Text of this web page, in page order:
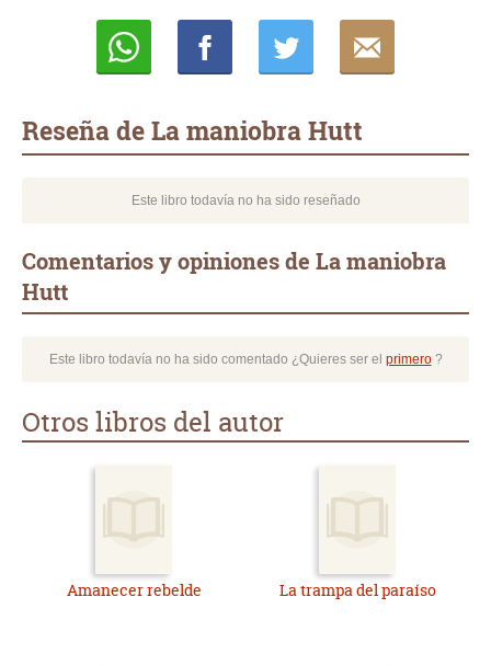
Reseña de La maniobra Hutt
Este libro todavía no ha sido reseñado
Comentarios y opiniones de La maniobra
Hutt
Este libro todavía no ha sido comentado ¿Quieres ser el primero?
Otros libros del autor
Amanecer rebelde La trampa del paraíso